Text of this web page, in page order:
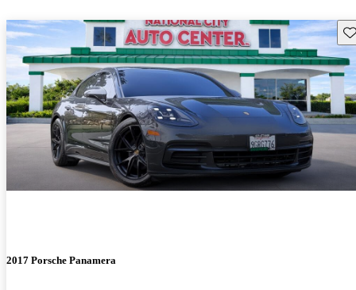
2017 Porsche Panamera